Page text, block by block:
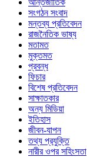
আন্তর্জাতিক
সংগঠন সংবাদ
মন্তব্য প্রতিবেদন
রাজনৈতিক ভাষ্য
মতামত
মুক্তমত
প্রবন্ধ
ফিচার
বিশেষ প্রতিবেদন
সাক্ষাতকার
অন্য মিডিয়া
ইতিহাস
জীবন-যাপন
তথ্য প্রযুক্তি
নারীর ওপর সহিংসতা